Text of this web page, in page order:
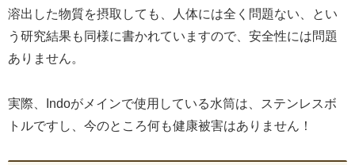
溶出した物質を摂取しても、人体には全く問題ない、とい
う研究結果も同様に書かれていますので、安全性には問題
ありません。
実際、Indoがメインで使用している水筒は、ステンレスボ
トルですし、今のところ何も健康被害はありません！